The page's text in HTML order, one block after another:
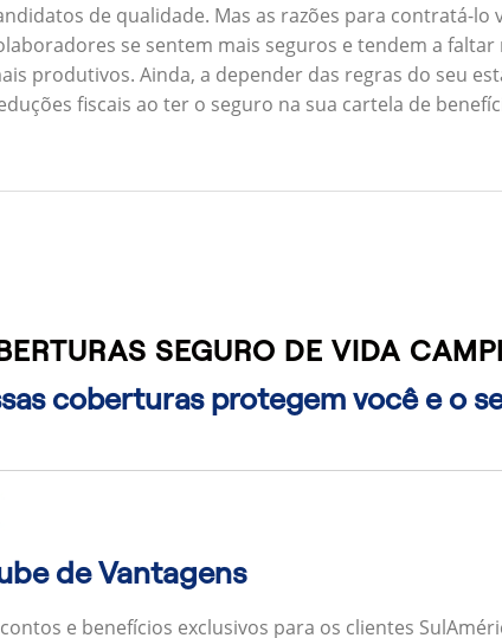
de qualidade. Mas as razões para contratá-
se sentem mais seguros e tendem a
produtivos. Ainda, a depender das regras do seu
fiscais ao ter o seguro na sua cartela de
SEGURO DE VIDA
coberturas protegem você e o
de Vantagens
e benefícios exclusivos para os clientes